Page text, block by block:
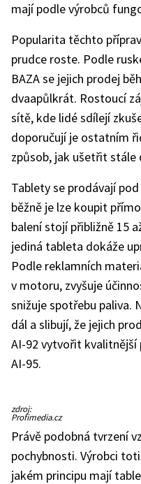
mají podle výrobců
Popularita těchto
prudce roste. Podle
BAZA se jejich prodej
dvaapůlkrát. Rostoucí
sítě, kde lidé sdílejí
doporučují je ostatním
způsob, jak ušetřit stále
Tablety se prodávají
běžně je lze koupit
balení stojí přibližně 15
jediná tableta dokáže
Podle reklamních
v motoru, zvyšuje
snižuje spotřebu paliva.
dál a slibují, že jejich
AI-92 vytvořit
AI-95.
Vladimir
Putin
zdroj:
Profimedia.cz
Právě podobná tvrzení
pochybnosti. Výrobci
jakém principu mají